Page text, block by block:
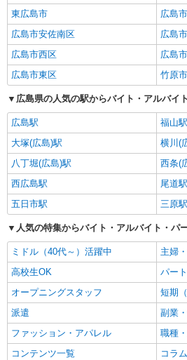
東広島市
広島
広島市安佐南区
広島
広島市西区
広島
広島市東区
竹原市
広島県の人気の駅からバイト・アルバイ
広島駅
福山駅
大塚(広島)駅
横川(
八丁堀(広島)駅
西条(
西広島駅
尾道駅
五日市駅
三原駅
人気の特集からバイト・アルバイト・パ
ミドル（40代～）活躍中
主婦
高校生OK
パート
オープニングスタッフ
短期
派遣
副業
ファッション・アパレル
職種
コンテンツ一覧
コラ